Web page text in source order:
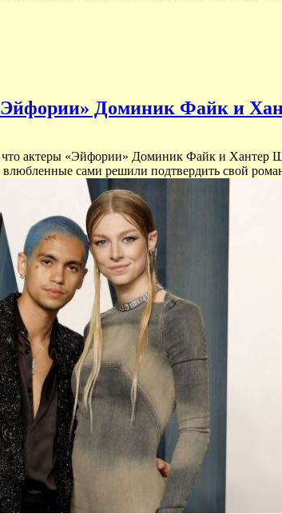
Доминик Файк и
что актеры «Эйфории» Доминик Файк и Хантер
влюбленные сами решили подтвердить свой